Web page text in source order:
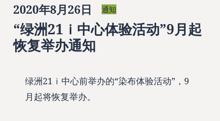
2020年8月26日 通知
“绿洲21ｉ中心体验活动”9月起
恢复举办通知
绿洲21ｉ中心前举办的“染布体验活动”，9
月起将恢复举办。